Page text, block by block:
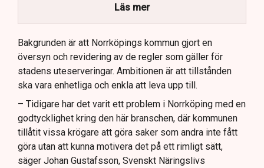
Kommunen vill skapa enhetliga regler för
uteserveringar.
Lindas Kula ställer in uteserveringen för
sommaren.
Läs mer
Bakgrunden är att Norrköpings kommun gjort en
översyn och revidering av de regler som gäller för
stadens uteserveringar. Ambitionen är att tillstånden
ska vara enhetliga och enkla att leva upp till.
– Tidigare har det varit ett problem i Norrköping med en
godtycklighet kring den här branschen, där kommunen
tillåtit vissa krögare att göra saker som andra inte fått
göra utan att kunna motivera det på ett rimligt sätt,
säger Johan Gustafsson, Svenskt Näringslivs